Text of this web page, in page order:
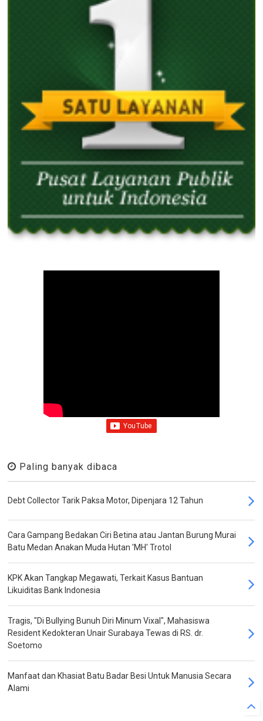
Paling banyak dibaca
Debt Collector Tarik Paksa Motor, Dipenjara 12 Tahun
Cara Gampang Bedakan Ciri Betina atau Jantan Burung Murai
Batu Medan Anakan Muda Hutan 'MH' Trotol
KPK Akan Tangkap Megawati, Terkait Kasus Bantuan
Likuiditas Bank Indonesia
Tragis, "Di Bullying Bunuh Diri Minum Vixal", Mahasiswa
Resident Kedokteran Unair Surabaya Tewas di RS. dr.
Soetomo
Manfaat dan Khasiat Batu Badar Besi Untuk Manusia Secara
Alami